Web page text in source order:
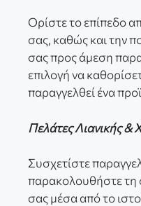
Ορίστε το επίπεδο
σας, καθώς και την
σας προς άμεση
επιλογή να
παραγγελθεί ένα
Πελάτες Λιανικής &
Συσχετίστε
παρακολουθήστε τη
σας μέσα από το